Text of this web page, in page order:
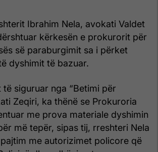
Ibrahim Nela, avokati Valdet
kërkesën e prokurorit për
së paraburgimit sa i përket
dyshimit të bazuar.
të siguruar nga “Betimi për
Zeqiri, ka thënë se Prokuroria
me prova materiale dyshimin
më tepër, sipas tij, rreshteri Nela
me autorizimet policore që